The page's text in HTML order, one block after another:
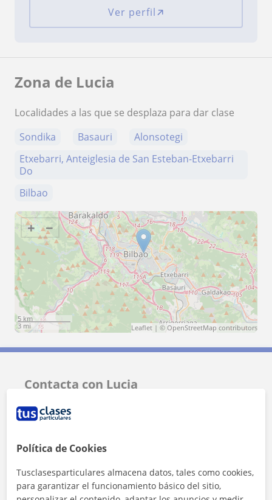
Ver perfil
Zona de Lucia
Localidades a las que se desplaza para dar clase
Sondika
Basauri
Alonsotegi
Etxebarri, Anteiglesia de San Esteban-Etxebarri
Do
Bilbao
+ −
5 km
3 mi
Leaflet | © OpenStreetMap contributors
Contacta con Lucia
Tarifa
1ª clase gratis
Política de Cookies
Tusclasesparticulares almacena datos, tales como cookies,
para garantizar el funcionamiento básico del sitio,